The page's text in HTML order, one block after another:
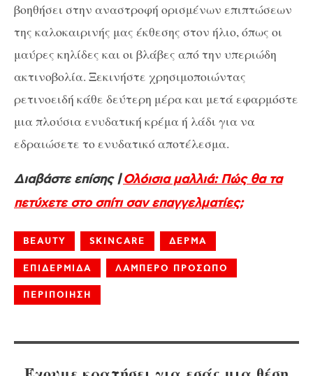
βοηθήσει στην αναστροφή ορισμένων επιπτώσεων
της καλοκαιρινής μας έκθεσης στον ήλιο, όπως οι
μαύρες κηλίδες και οι βλάβες από την υπεριώδη
ακτινοβολία. Ξεκινήστε χρησιμοποιώντας
ρετινοειδή κάθε δεύτερη μέρα και μετά εφαρμόστε
μια πλούσια ενυδατική κρέμα ή λάδι για να
εδραιώσετε το ενυδατικό αποτέλεσμα.
Διαβάστε επίσης |Ολόισια μαλλιά: Πώς θα τα
πετύχετε στο σπίτι σαν επαγγελματίες;
BEAUTY SKINCARE ΔΕΡΜΑ
ΕΠΙΔΕΡΜΙΔΑ ΛΑΜΠΕΡΟ ΠΡΟΣΩΠΟ
ΠΕΡΙΠΟΙΗΣΗ